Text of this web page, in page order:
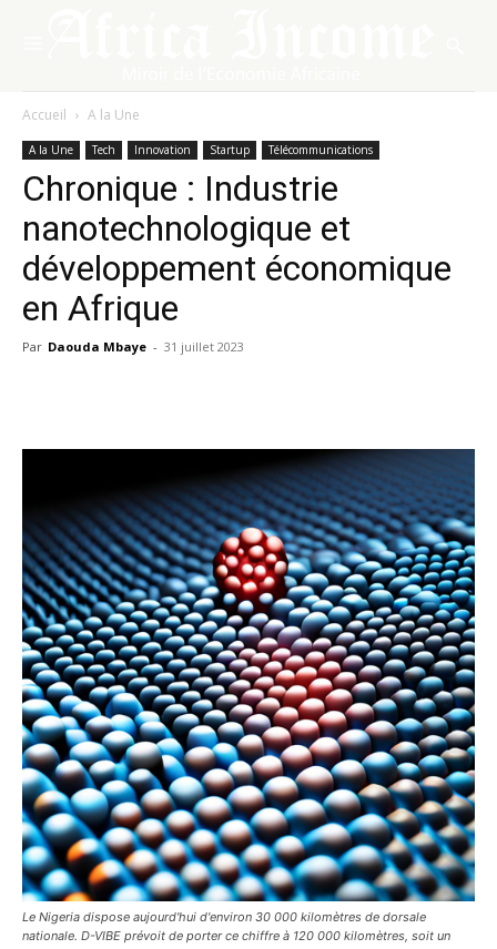
Accueil A la Une
A la Une Tech Innovation Startup Télécommunications
Chronique : Industrie
nanotechnologique et
développement économique
en Afrique
Par Daouda Mbaye - 31 juillet 2023
Le Nigeria dispose aujourd'hui d'environ 30 000 kilomètres de dorsale
nationale. D-VIBE prévoit de porter ce chiffre à 120 000 kilomètres, soit un